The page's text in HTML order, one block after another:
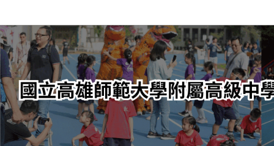
轉
至
主
內
容